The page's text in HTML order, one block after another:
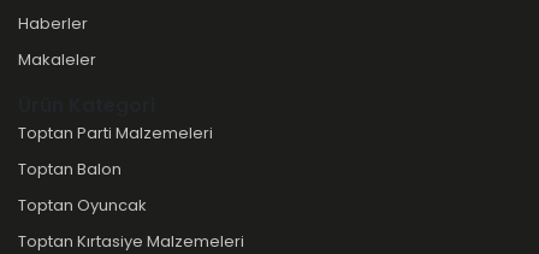
Haberler
Makaleler
Toptan Parti Malzemeleri
Toptan Balon
Toptan Oyuncak
Toptan Kırtasiye Malzemeleri